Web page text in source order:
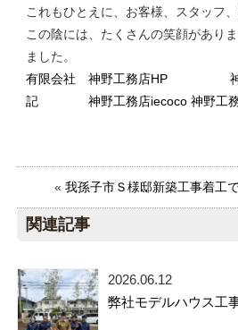
これもひとえに、お客様、スタッフ
この陰には、たくさんの笑顔があり
ました。
有限会社 神野工務店HP
記
神野工務店iecoco 神野工
« 我孫子市Ｓ様邸新築工事着工で
関連記事
2026.06.12
弊社モデルハウス工